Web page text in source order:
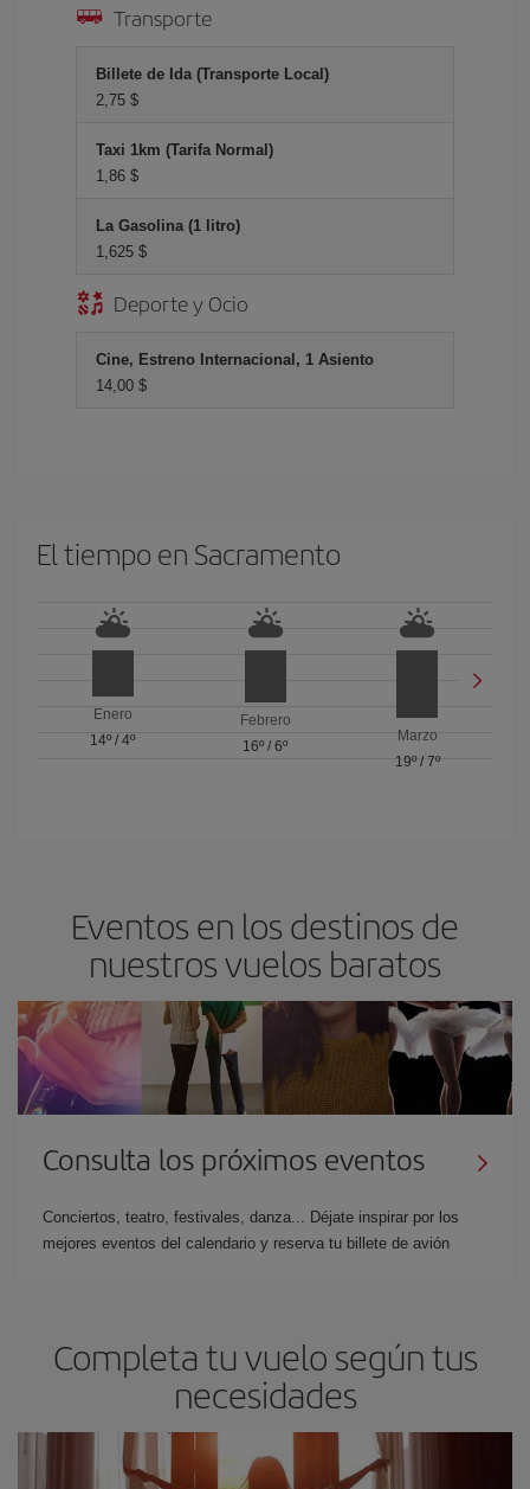
Transporte
Billete de Ida (Transporte Local)
2,75 $
Taxi 1km (Tarifa Normal)
1,86 $
La Gasolina (1 litro)
1,625 $
Deporte y Ocio
Cine, Estreno Internacional, 1 Asiento
14,00 $
El tiempo en Sacramento
Enero
14º /4º
Febrero
16º / 6º
Marzo
19º/ 7º
Eventos en los destinos de
nuestros vuelos baratos
Consulta los próximos eventos
Conciertos, teatro, festivales, danza... Déjate inspirar por los
mejores eventos del calendario y reserva tu billete de avión
Completa tu vuelo según tus
necesidades